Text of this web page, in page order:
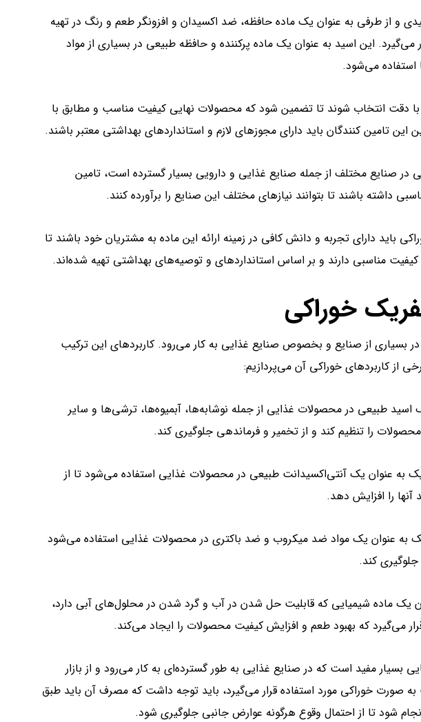
و از طرفی به عنوان یک ماده حافظه، ضد اکسیدان و افزونگر طعم و رنگ در تهیه
می‌گیرد. این اسید به عنوان یک ماده پرکننده و حافظه طبیعی در بسیاری از مواد
می‌شود.
دقت انتخاب شوند تا تضمین شود که محصولات نهایی کیفیت مناسب و مطابق با
این تامین کنندگان باید دارای مجوزهای لازم و استانداردهای بهداشتی معتبر باشند.
در صنایع مختلف از جمله صنایع غذایی و دارویی بسیار گسترده است، تامین
داشته باشند تا بتوانند نیازهای مختلف این صنایع را برآورده کنند.
باید دارای تجربه و دانش کافی در زمینه ارائه این ماده به مشتریان خود باشند تا
مناسبی دارند و بر اساس استانداردهای و توصیه‌های بهداشتی تهیه شده‌اند.
خوراکی
بسیاری از صنایع و بخصوص صنایع غذایی به کار می‌رود. کاربردهای این ترکیب
از کاربردهای خوراکی آن می‌پردازیم:
اسید طبیعی در محصولات غذایی از جمله نوشابه‌ها، آبمیوه‌ها، ترشی‌ها و سایر
را تنظیم کند و از تخمیر و فرماندهی جلوگیری کند.
به عنوان یک آنتی‌اکسیدانت طبیعی در محصولات غذایی استفاده می‌شود تا از
را افزایش دهد.
به عنوان یک مواد ضد میکروب و ضد باکتری در محصولات غذایی استفاده می‌شود
کند.
یک ماده شیمیایی که قابلیت حل شدن در آب و گرد شدن در محلول‌های آبی دارد،
می‌گیرد که بهبود طعم و افزایش کیفیت محصولات را ایجاد می‌کند.
مفید است که در صنایع غذایی به طور گسترده‌ای به کار می‌رود و از بازار
به صورت خوراکی مورد استفاده قرار می‌گیرد، باید توجه داشت که مصرف آن باید طبق
شود تا از احتمال وقوع هرگونه عوارض جانبی جلوگیری شود.